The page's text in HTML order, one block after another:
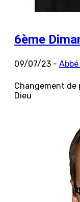
6ème
09/07/23 - Abbé
Changement de
Dieu